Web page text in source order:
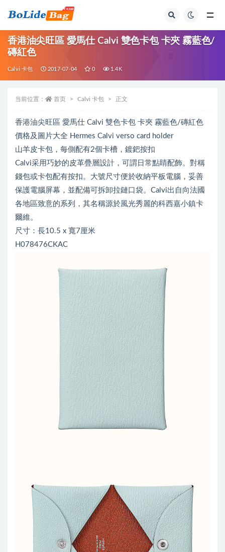
香港油尖旺區 愛馬仕 Calvi 雙色卡包 卡夾 霧藍色/
磚紅色
Calvi 卡包 2017-07-04 0 1.4K
当前位置： 首页 Calvi 卡包 正文
香港油尖旺區 愛馬仕 Calvi 雙色卡包 卡夾 霧藍色/磚紅色
價格及圖片大全 Hermes Calvi verso card holder
山羊皮卡包，每側配有2個卡槽，鍍鈀按扣
Calvi采用巧妙的皮革疊層設計，可謂日常點睛配飾。對稱
錢包或卡包配有按扣。大號尺寸便於收納平板電腦，妥善
保護電腦屏幕，並配備可拆卸拉鏈口袋。Calvi出自向法國
各地區致意的系列，其名稱源於風光秀麗的科西嘉小鎮卡
爾維。
尺寸：長10.5 x 寬7厘米
H078476CKAC